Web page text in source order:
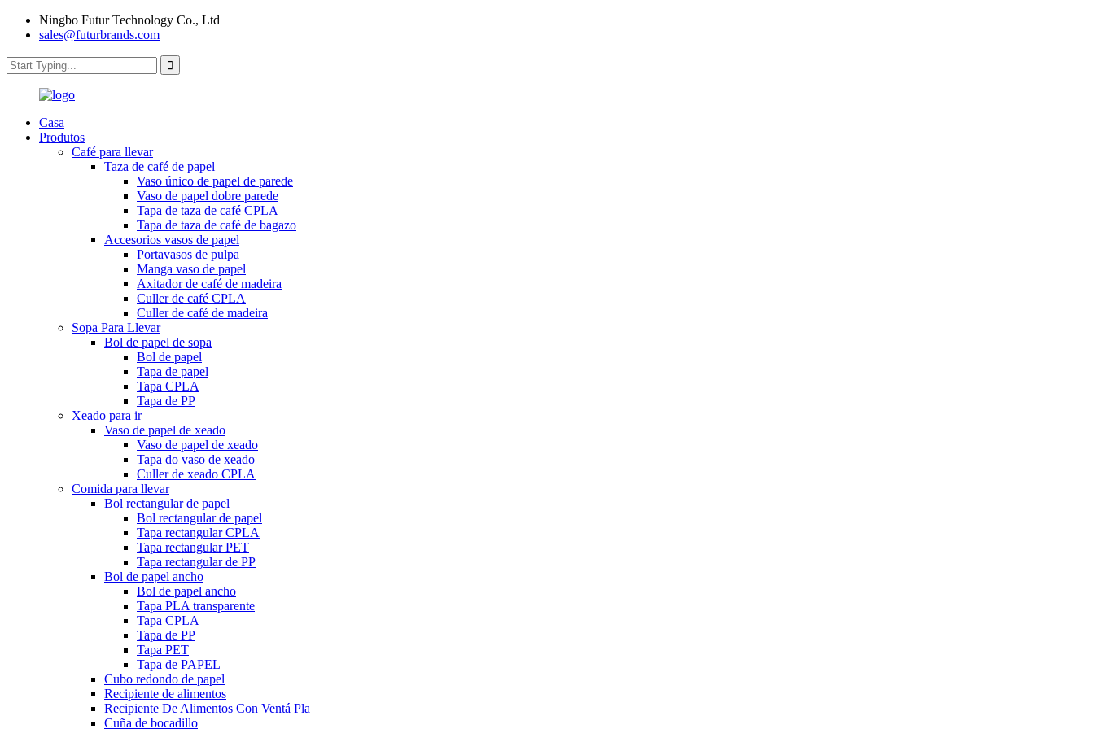
Ningbo Futur Technology Co., Ltd
sales@futurbrands.com
Casa
Produtos
Café para llevar
Taza de café de papel
Vaso único de papel de parede
Vaso de papel dobre parede
Tapa de taza de café CPLA
Tapa de taza de café de bagazo
Accesorios vasos de papel
Portavasos de pulpa
Manga vaso de papel
Axitador de café de madeira
Culler de café CPLA
Culler de café de madeira
Sopa Para Llevar
Bol de papel de sopa
Bol de papel
Tapa de papel
Tapa CPLA
Tapa de PP
Xeado para ir
Vaso de papel de xeado
Vaso de papel de xeado
Tapa do vaso de xeado
Culler de xeado CPLA
Comida para llevar
Bol rectangular de papel
Bol rectangular de papel
Tapa rectangular CPLA
Tapa rectangular PET
Tapa rectangular de PP
Bol de papel ancho
Bol de papel ancho
Tapa PLA transparente
Tapa CPLA
Tapa de PP
Tapa PET
Tapa de PAPEL
Cubo redondo de papel
Recipiente de alimentos
Recipiente De Alimentos Con Ventá Pla
Cuña de bocadillo